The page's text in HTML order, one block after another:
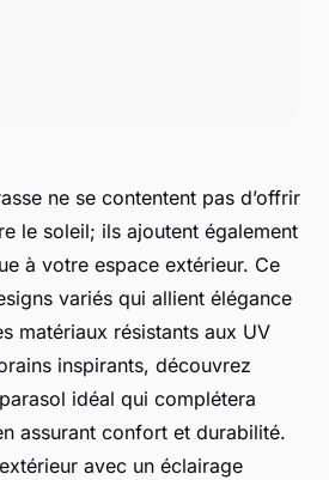
ne se contentent pas d’offrir
le soleil; ils ajoutent également
à votre espace extérieur. Ce
variés qui allient élégance
matériaux résistants aux UV
inspirants, découvrez
idéal qui complétera
assurant confort et durabilité.
avec un éclairage